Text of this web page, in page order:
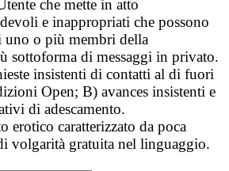
che mette in atto
e inappropriati che possono
uno o più membri della
sottoforma di messaggi in privato.
insistenti di contatti al di fuori
Open; B) avances insistenti e
di adescamento.
erotico caratterizzato da poca
volgarità gratuita nel linguaggio.